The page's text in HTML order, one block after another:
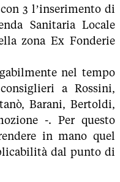
3 l’inserimento di
Sanitaria Locale
zona Ex Fonderie
nel tempo
a Rossini,
Barani, Bertoldi,
-. Per questo
in mano quel
dal punto di